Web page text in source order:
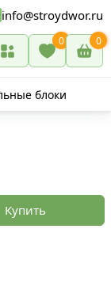
info@stroydwor.ru
0 0
блоки
Купить